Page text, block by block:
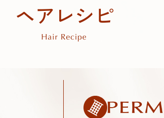
ヘアレシピ